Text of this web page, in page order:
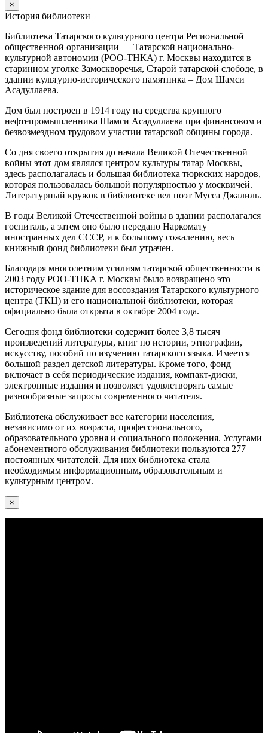
×
История библиотеки
Библиотека Татарского культурного центра Региональной
общественной организации — Татарской национально-
культурной автономии (РОО-ТНКА) г. Москвы находится в
старинном уголке Замоскворечья, Старой татарской слободе, в
здании культурно-исторического памятника – Дом Шамси
Асадуллаева.
Дом был построен в 1914 году на средства крупного
нефтепромышленника Шамси Асадуллаева при финансовом и
безвозмездном трудовом участии татарской общины города.
Со дня своего открытия до начала Великой Отечественной
войны этот дом являлся центром культуры татар Москвы,
здесь располагалась и большая библиотека тюркских народов,
которая пользовалась большой популярностью у москвичей.
Литературный кружок в библиотеке вел поэт Мусса Джалиль.
В годы Великой Отечественной войны в здании располагался
госпиталь, а затем оно было передано Наркомату
иностранных дел СССР, и к большому сожалению, весь
книжный фонд библиотеки был утрачен.
Благодаря многолетним усилиям татарской общественности в
2003 году РОО-ТНКА г. Москвы было возвращено это
историческое здание для воссоздания Татарского культурного
центра (ТКЦ) и его национальной библиотеки, которая
официально была открыта в октябре 2004 года.
Сегодня фонд библиотеки содержит более 3,8 тысяч
произведений литературы, книг по истории, этнографии,
искусству, пособий по изучению татарского языка. Имеется
большой раздел детской литературы. Кроме того, фонд
включает в себя периодические издания, компакт-диски,
электронные издания и позволяет удовлетворять самые
разнообразные запросы современного читателя.
Библиотека обслуживает все категории населения,
независимо от их возраста, профессионального,
образовательного уровня и социального положения. Услугами
абонементного обслуживания библиотеки пользуются 277
постоянных читателей. Для них библиотека стала
необходимым информационным, образовательным и
культурным центром.
×